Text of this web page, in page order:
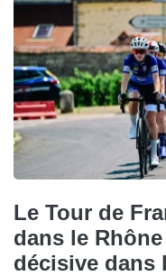
Le Tour de
dans le
décisive dans